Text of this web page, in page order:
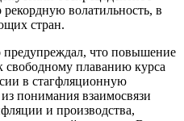
волатильность, в
стран.
предупреждал, что повышение
свободному плаванию курса
в стагфляционную
понимания взаимосвязи
и производства,